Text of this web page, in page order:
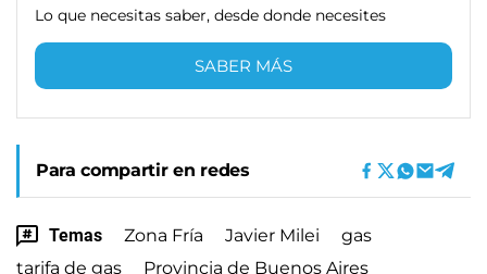
Lo que necesitas saber, desde donde necesites
SABER MÁS
Para compartir en redes
Temas Zona Fría Javier Milei
gas
tarifa de gas
Provincia de Buenos Aires